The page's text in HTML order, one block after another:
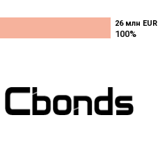
26 млн EUR
100%
26 млн EUR
100%